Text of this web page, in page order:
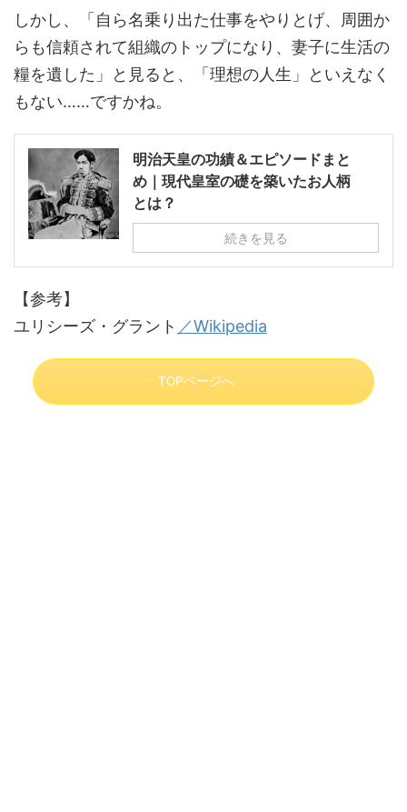
しかし、「自ら名乗り出た仕事をやりとげ、周囲か
らも信頼されて組織のトップになり、妻子に生活の
糧を遺した」と見ると、「理想の人生」といえなく
もない……ですかね。
明治天皇の功績＆エピソードまと
め｜現代皇室の礎を築いたお人柄
とは？
続きを見る
【参考】
ユリシーズ・グラント ／Wikipedia
TOPページへ